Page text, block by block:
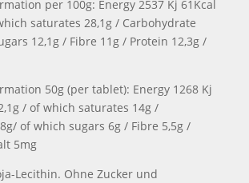
per 100g: Energy 2537 Kj 61Kcal
saturates 28,1g / Carbohydrate
12,1g / Fibre 11g / Protein 12,3g /
50g (per tablet): Energy 1268 Kj
/ of which saturates 14g /
of which sugars 6g / Fibre 5,5g /
5mg
Lecithin. Ohne Zucker und